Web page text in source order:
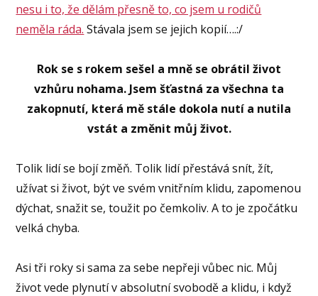
nesu i to, že dělám přesně to, co jsem u rodičů
neměla ráda. Stávala jsem se jejich kopií….:/
Rok se s rokem sešel a mně se obrátil život
vzhůru nohama. Jsem šťastná za všechna ta
zakopnutí, která mě stále dokola nutí a nutila
vstát a změnit můj život.
Tolik lidí se bojí změň. Tolik lidí přestává snít, žít,
užívat si život, být ve svém vnitřním klidu, zapomenou
dýchat, snažit se, toužit po čemkoliv. A to je zpočátku
velká chyba.
Asi tři roky si sama za sebe nepřeji vůbec nic. Můj
život vede plynutí v absolutní svobodě a klidu, i když